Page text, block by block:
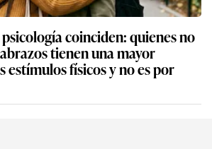
coinciden: quienes no
tienen una mayor
estímulos físicos y no es por